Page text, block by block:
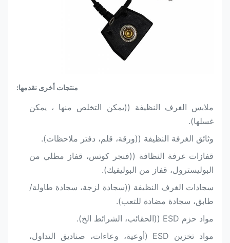
منتجات أخرى نقدمها:
ملابس الغرف النظيفة ((يمكن التخلص منها ، يمكن
غسلها).
وثائق الغرفة النظيفة ((ورقة، قلم، دفتر ملاحظات).
قفازات غرفة النظافة ((فنجر كوتس، قفاز مطلي من
البوليسترول، قفاز من البوليفيك).
سجادات الغرف النظيفة ((سجادة لزجة، سجادة طاولة/
طابق، سجادة مضادة للتعب).
مواد حزم ESD ((الحقائب، الشرائط الخ).
مواد تخزين ESD (أوعية، وعاءات، صناديق التداول،